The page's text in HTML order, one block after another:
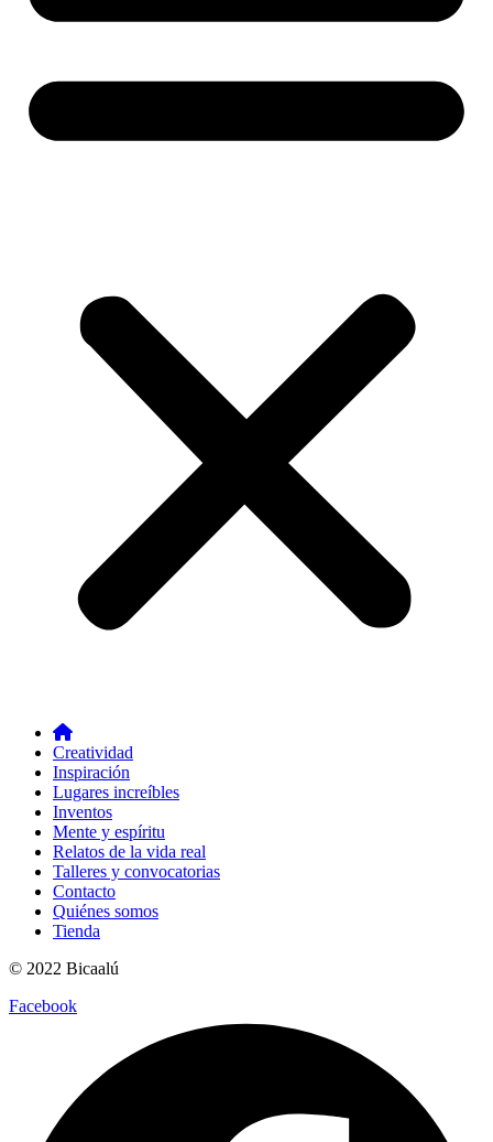
Creatividad
Inspiración
Lugares increíbles
Inventos
Mente y espíritu
Relatos de la vida real
Talleres y convocatorias
Contacto
Quiénes somos
Tienda
© 2022 Bicaalú
Facebook